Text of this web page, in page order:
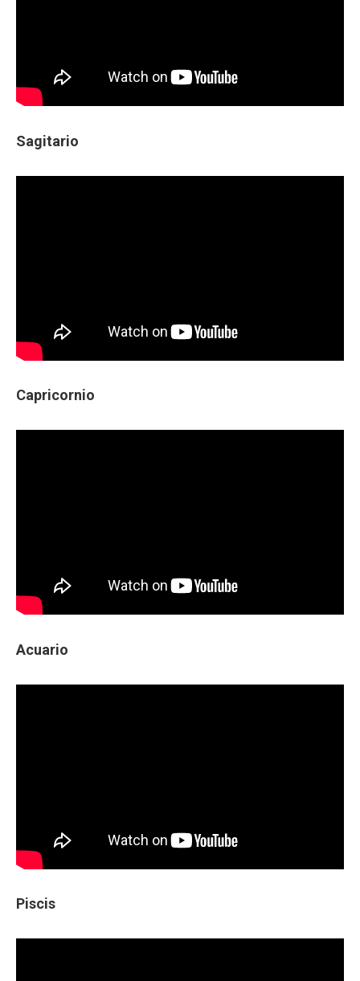
Sagitario
Capricornio
Acuario
Piscis